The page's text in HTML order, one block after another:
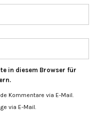
in diesem Browser für
Kommentare via E-Mail.
via E-Mail.